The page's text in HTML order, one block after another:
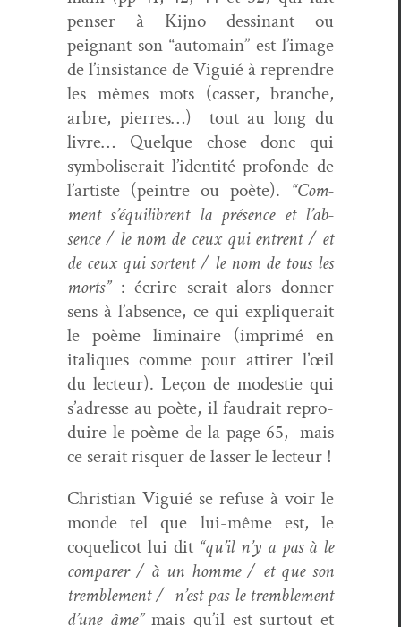
penser à Kijno dessi­nant ou
peignant son “automain” est l’im­age
de l’in­sis­tance de Vigu­ié à repren­dre
les mêmes mots (cass­er, branche,
arbre, pier­res…) tout au long du
livre… Quelque chose donc qui
sym­bol­is­erait l’i­den­tité pro­fonde de
l’artiste (pein­tre ou poète). “Com­
ment s’équili­brent la présence et l’ab­
sence / le nom de ceux qui entrent / et
de ceux qui sor­tent / le nom de tous les
morts”: écrire serait alors don­ner
sens à l’ab­sence, ce qui expli­querait
le poème lim­i­naire (imprimé en
italiques comme pour attir­er l’œil
du lecteur). Leçon de mod­estie qui
s’adresse au poète, il faudrait repro­
duire le poème de la page 65, mais
ce serait ris­quer de lass­er le lecteur !
Chris­t­ian Vigu­ié se refuse à voir le
monde tel que lui-même est, le
coqueli­cot lui dit “qu’il n’y a pas à le
com­par­er / à un homme / et que son
trem­ble­ment / n’est pas le trem­ble­ment
d’une âme”mais qu’il est surtout et